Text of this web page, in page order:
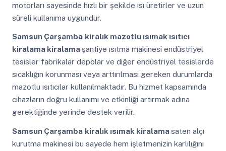
motorları sayesinde hızlı bir şekilde ısı üretirler ve uzun
süreli kullanıma uygundur.
Samsun Çarşamba kiralık mazotlu ısımak ısıtıcı
kiralama kiralama şantiye ısıtma makinesi endüstriyel
tesisler fabrikalar depolar ve diğer endüstriyel tesislerde
sıcaklığın korunması veya arttırılması gereken durumlarda
mazotlu ısıtıcılar kullanılmaktadır. Bu hizmet kapsamında
cihazların doğru kullanımı ve etkinliği artırmak adına
gerektiğinde yerinde destek verilir.
Samsun Çarşamba kiralık ısımak kiralamasaten alçı
kurutma makinesi bu sayede hem işletmenizin karlılığını